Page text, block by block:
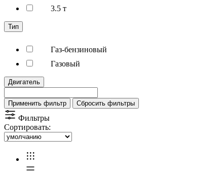
3.5 т
Тип
Газ-бензиновый
Газовый
Двигатель
Применить фильтр Сбросить фильтры
Фильтры
Сортировать: